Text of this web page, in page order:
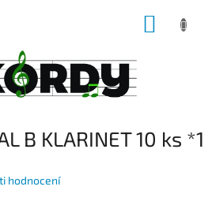
B KLARINET 10 ks *1
hodnocení